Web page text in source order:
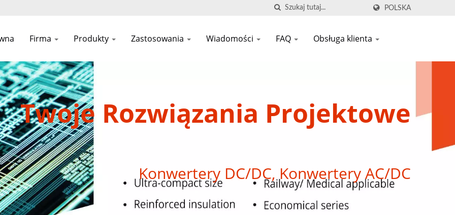
POLSKA
Firma Produkty Zastosowania Wiadomości FAQ Obsługa klienta
Twoje Rozwiązania Projektowe
Konwertery DC/DC, Konwertery AC/DC